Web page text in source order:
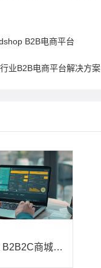
B2B电商平台
业B2B电商平台解决方案
探索Java B2B2C商城：开启电商新征程